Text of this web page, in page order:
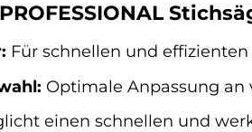
Für schnellen und
Optimale Anpassung an
einen schnellen und